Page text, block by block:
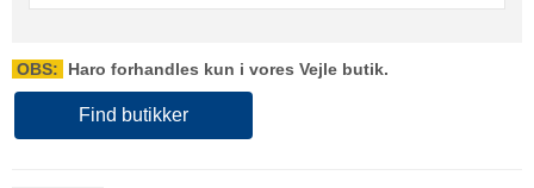
OBS: Haro forhandles kun i vores Vejle butik.
Find butikker